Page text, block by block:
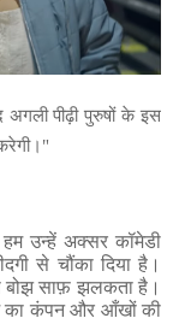
अगली पीढ़ी पुरुषों के इस
उन्हें अक्सर कॉमेडी
से चौंका दिया है।
बोझ साफ़ झलकता है।
का कंपन और आँखों की